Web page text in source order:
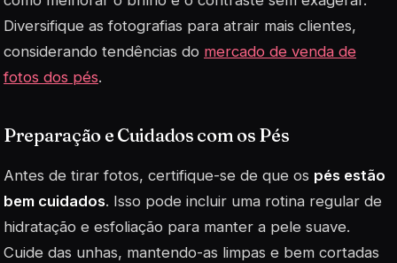
Diversifique as fotografias para atrair mais clientes,
considerando tendências do mercado de venda de
fotos dos pés.
Preparação e Cuidados com os Pés
Antes de tirar fotos, certifique-se de que os pés estão
bem cuidados. Isso pode incluir uma rotina regular de
hidratação e esfoliação para manter a pele suave.
Cuide das unhas, mantendo-as limpas e bem cortadas